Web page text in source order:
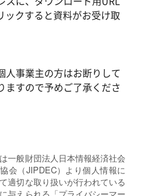
ックすると資料がお受け取
人事業主の方はお断りして
ますので予めご了承くださ
一般財団法人日本情報経済社会
会（JIPDEC）より個人情報に
適切な取り扱いが行われている